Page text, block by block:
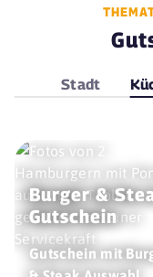
Stadt
Burger &
Gutschein
Gutschein mit